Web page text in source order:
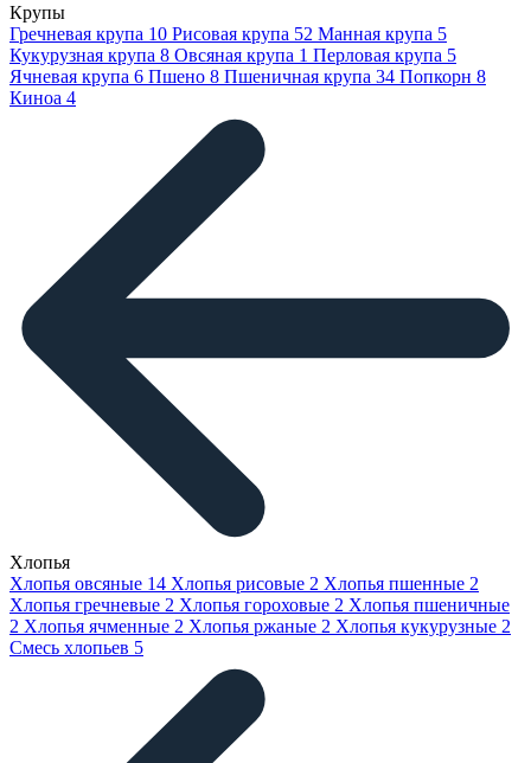
Крупы
Гречневая крупа 10 Рисовая крупа 52 Манная крупа 5
Кукурузная крупа 8 Овсяная крупа 1 Перловая крупа 5
Ячневая крупа 6 Пшено 8 Пшеничная крупа 34 Попкорн 8
Киноа 4
Хлопья
Хлопья овсяные 14 Хлопья рисовые 2 Хлопья пшенные 2
Хлопья гречневые 2 Хлопья гороховые 2 Хлопья пшеничные
2 Хлопья ячменные 2 Хлопья ржаные 2 Хлопья кукурузные 2
Смесь хлопьев 5